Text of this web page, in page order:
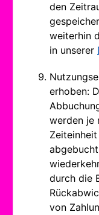
den
weiterhin
in unserer
erhoben:
werden je
durch die
von